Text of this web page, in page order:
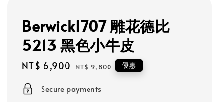
Berwick1707 雕花德比
5213 黑色小牛皮
Sale
NT$ 6,900 Regular
NT$ 9,800 優惠
Secure payments